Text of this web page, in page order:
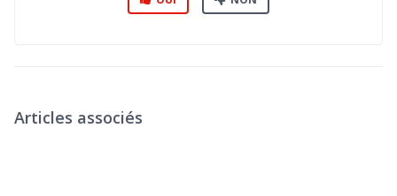
Articles associés